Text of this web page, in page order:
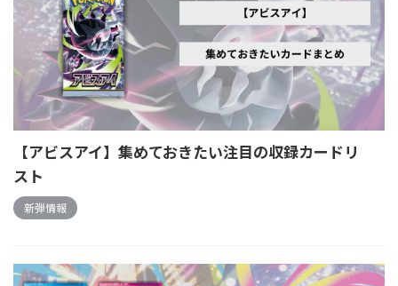
【アビスアイ】集めておきたい注目の収録カードリ
スト
新弾情報